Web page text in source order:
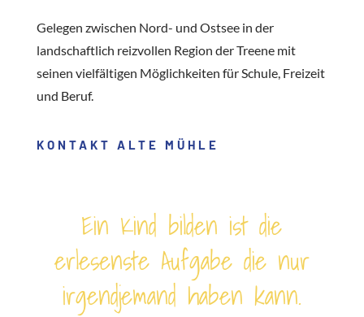
Gelegen zwischen Nord- und Ostsee in der
landschaftlich reizvollen Region der Treene mit
seinen vielfältigen Möglichkeiten für Schule, Freizeit
und Beruf.
KONTAKT ALTE MÜHLE
Ein Kind bilden ist die
erlesenste Aufgabe die nur
irgendjemand haben kann.